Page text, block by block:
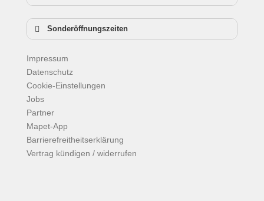
Sonderöffnungszeiten
Dreikönig:
Karfreitag:
Ostersonntag:
Ostermontag
Pfingstsonntag:
geschlossen
Impressum
Datenschutz
Cookie-Einstellungen
Jobs
Partner
Mapet-App
Barrierefreitheitserklärung
Vertrag kündigen / widerrufen